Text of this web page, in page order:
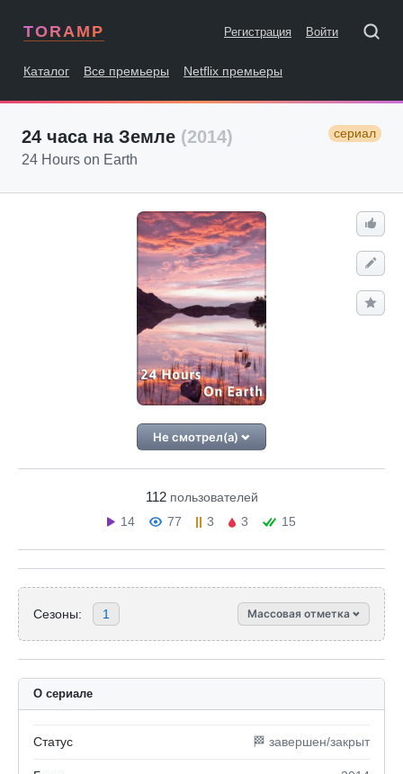
TORAMP Регистрация Войти
Каталог Все премьеры Netflix премьеры
24 часа на Земле (2014) сериал
24 Hours on Earth
Не смотрел(а)
112 пользователей
14
77 3 3 15
Сезоны: 1 Массовая отметка
О сериале
Статус 🏁 завершен/закрыт